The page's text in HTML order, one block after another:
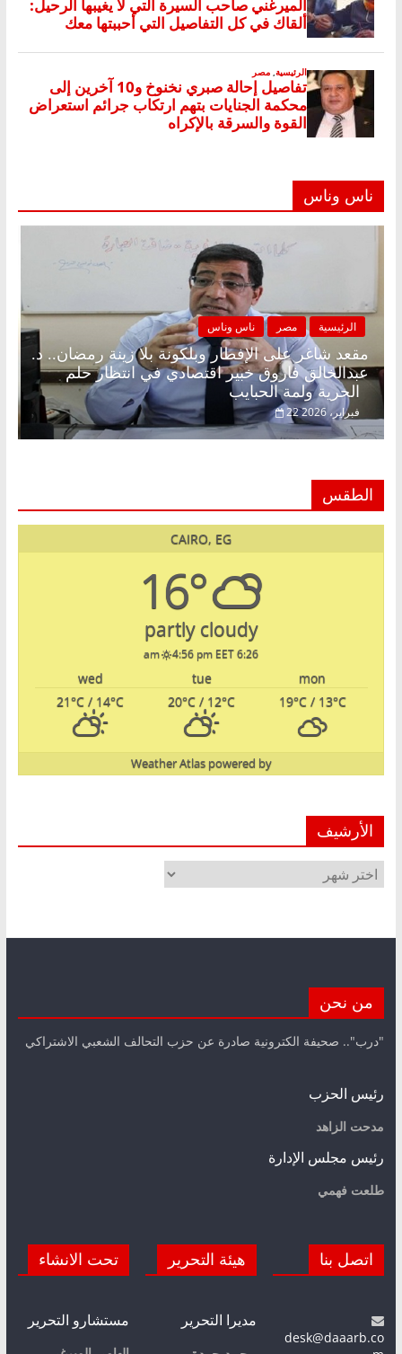
ناس وناس
الرئيسية مصر ناس وناس
مقعد شاغر على الإفطار وبلكونة بلا زينة رمضان.. د.
عبدالخالق فاروق خبير اقتصادي في انتظار حلم
الحرية ولمة الحبايب
22 فبراير، 2026
الطقس
CAIRO, EG
16°
partly cloudy
6:26 am
4:56 pm EET
mon
tue
wed
19°C/ 13°C
20°C / 12°C
21°C / 14°C
powered by
Weather Atlas
الأرشيف
الأرشيف
من نحن
"درب".. صحيفة الكترونية صادرة عن حزب التحالف الشعبي الاشتراكي
رئيس الحزب
مدحت الزاهد
رئيس مجلس الإدارة
طلعت فهمي
اتصل بنا
desk@daaarb.co
هيئة التحرير
مديرا التحرير
تحت الانشاء
مستشارو التحرير